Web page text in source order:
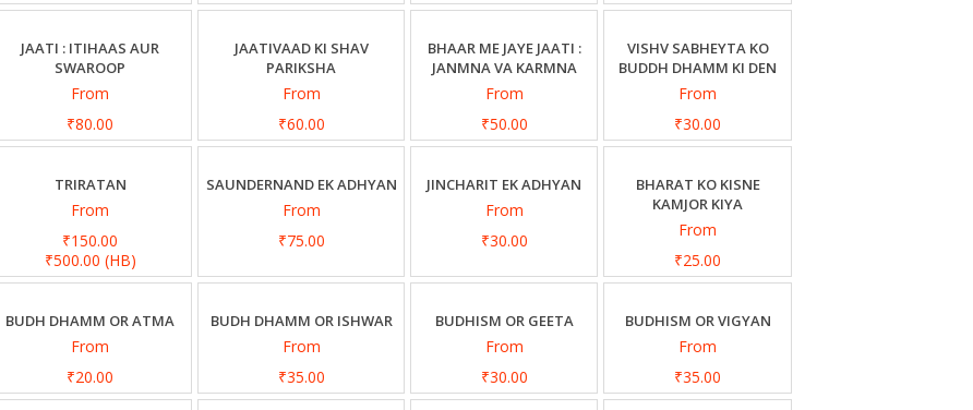
JAATI : ITIHAAS AUR
SWAROOP
From
₹80.00
JAATIVAAD KI SHAV
PARIKSHA
From
₹60.00
BHAAR ME JAYE JAATI :
JANMNA VA KARMNA
From
₹50.00
VISHV SABHEYTA KO
BUDDH DHAMM KI DEN
From
₹30.00
TRIRATAN
From
₹150.00
₹500.00 (HB)
SAUNDERNAND EK ADHYAN
From
₹75.00
JINCHARIT EK ADHYAN
From
₹30.00
BHARAT KO KISNE
KAMJOR KIYA
From
₹25.00
BUDH DHAMM OR ATMA
From
₹20.00
BUDH DHAMM OR ISHWAR
From
₹35.00
BUDHISM OR GEETA
From
₹30.00
BUDHISM OR VIGYAN
From
₹35.00